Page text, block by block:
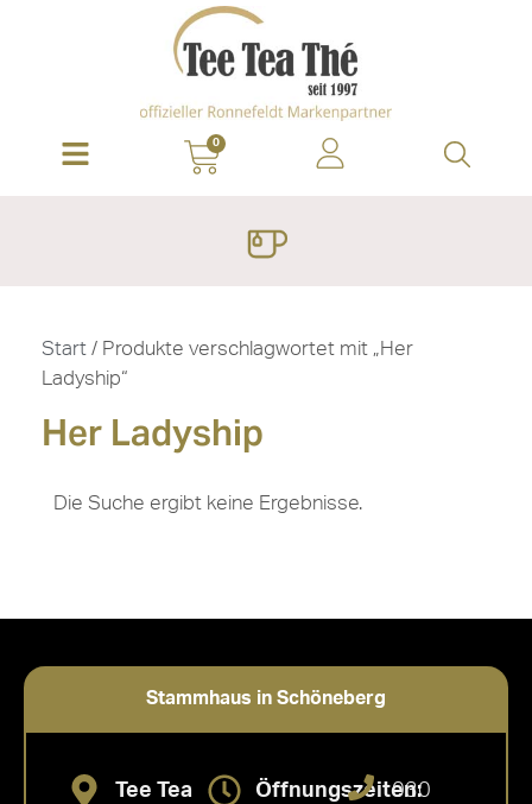
0
Start / Produkte verschlagwortet mit „Her
Ladyship“
Her Ladyship
Die Suche ergibt keine Ergebnisse.
Stammhaus in Schöneberg
Tee Tea
Öffnungszeiten:
030